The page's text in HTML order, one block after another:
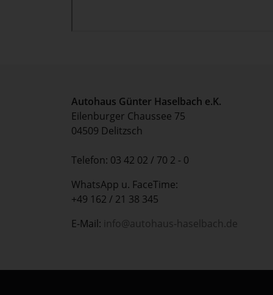
Autohaus Günter Haselbach e.K.
Eilenburger Chaussee 75
04509 Delitzsch
Telefon: 03 42 02 / 70 2 - 0
WhatsApp u. FaceTime:
+49 162 / 21 38 345
E-Mail: info@autohaus-haselbach.de